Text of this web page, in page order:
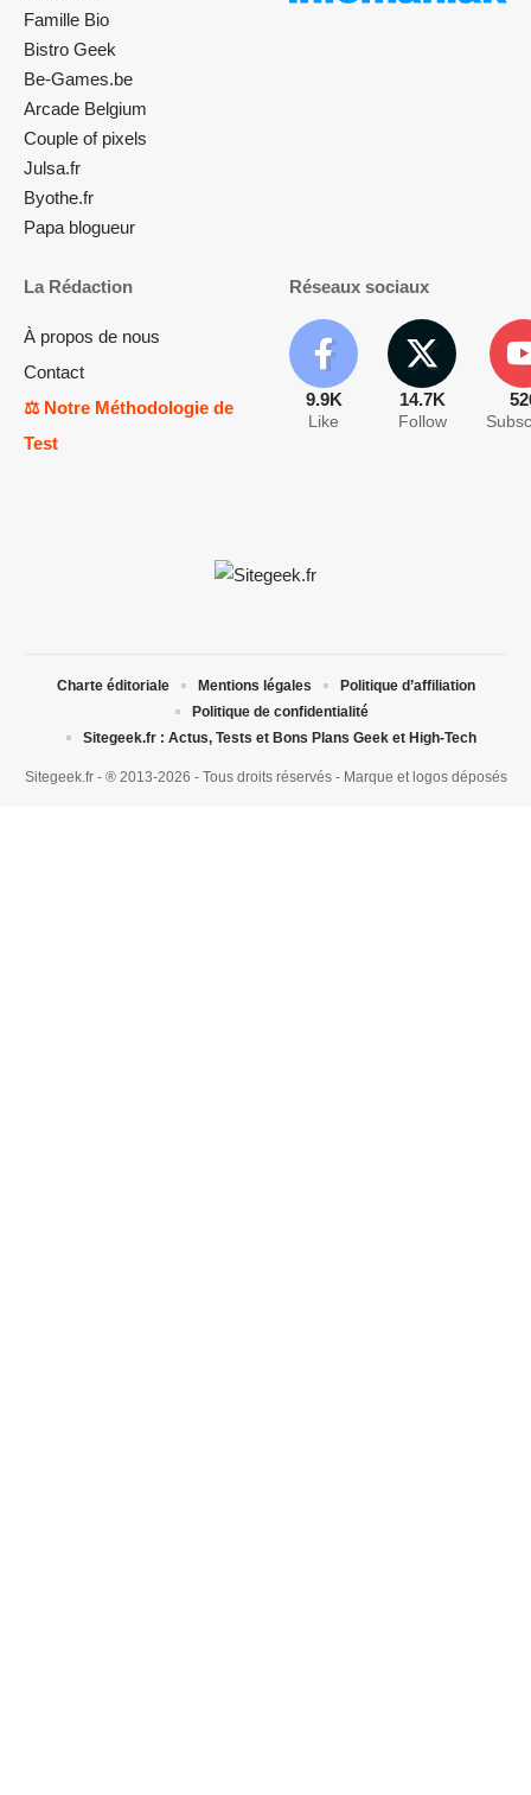
Famille Bio
Bistro Geek
Be-Games.be
Arcade Belgium
Couple of pixels
Julsa.fr
Byothe.fr
Papa blogueur
La Rédaction
À propos de nous
Contact
⚖️ Notre Méthodologie de
Test
Réseaux sociaux
9.9K
Like
14.7K
Follow
Sitegeek.fr - ® 2013-2026 - Tous droits réservés - Marque et logos déposés
Charte éditoriale Mentions légales
Politique d’affiliation
Politique de confidentialité
Sitegeek.fr : Actus, Tests et Bons Plans Geek et High-Tech